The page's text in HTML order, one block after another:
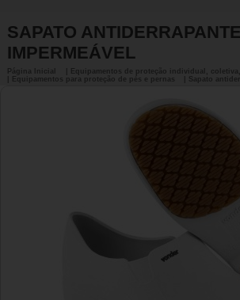
SAPATO
IMPERMEÁVEL
Página Inicial
| Equipamentos de proteção individual,
| Equipamentos para proteção de pés e pernas
| Sapato